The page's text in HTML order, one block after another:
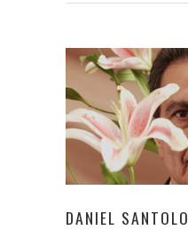
DANIEL SANTOLO